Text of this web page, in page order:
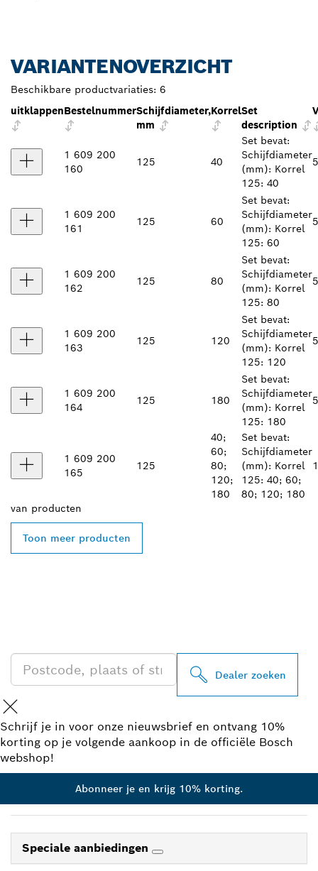
VARIANTENOVERZICHT
Beschikbare productvariaties: 6
uitklappenBestelnummerSchijfdiameter,
mm
KorrelSet
description
1 609 200
160
125 40
Set bevat:
Schijfdiameter
(mm): Korrel
125: 40
1 609 200
161
125 60
Set bevat:
Schijfdiameter
(mm): Korrel
125: 60
1 609 200
162
125 80
Set bevat:
Schijfdiameter
(mm): Korrel
125: 80
1 609 200
163
125 120
Set bevat:
Schijfdiameter
(mm): Korrel
125: 120
1 609 200
164
125 180
Set bevat:
Schijfdiameter
(mm): Korrel
125: 180
1 609 200
165
125
40;
60;
80;
120;
180
Set bevat:
Schijfdiameter
(mm): Korrel
125: 40; 60;
80; 120; 180
van producten
Toon meer producten
Dealer zoeken
Schrijf je in voor onze nieuwsbrief en ontvang 10%
korting op je volgende aankoop in de officiële Bosch
webshop!
Abonneer je en krijg 10% korting.
Speciale aanbiedingen